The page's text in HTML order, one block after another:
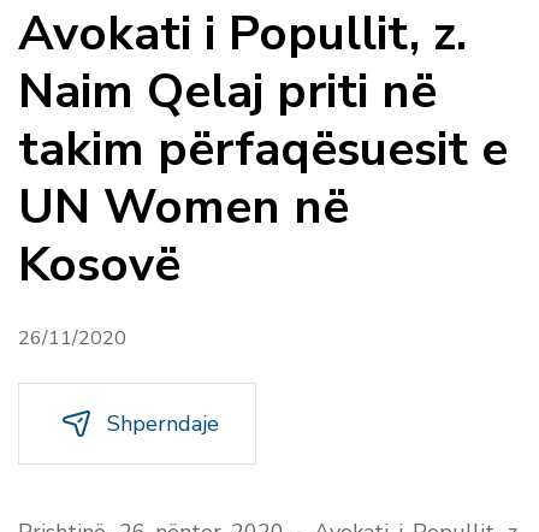
Avokati i Popullit, z.
Naim Qelaj priti në
takim përfaqësuesit e
UN Women në
Kosovë
26/11/2020
Shperndaje